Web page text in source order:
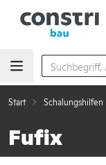
Start Schalungshilfen
Fufix